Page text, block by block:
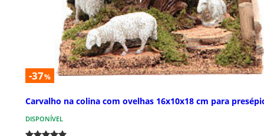
-37%
Carvalho na colina com ovelhas 16x10x18 cm para
DISPONÍVEL